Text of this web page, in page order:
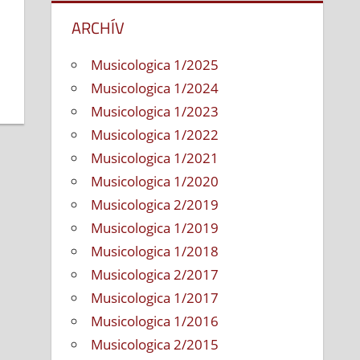
ARCHÍV
Musicologica 1/2025
Musicologica 1/2024
Musicologica 1/2023
Musicologica 1/2022
Musicologica 1/2021
Musicologica 1/2020
Musicologica 2/2019
Musicologica 1/2019
Musicologica 1/2018
Musicologica 2/2017
Musicologica 1/2017
Musicologica 1/2016
Musicologica 2/2015